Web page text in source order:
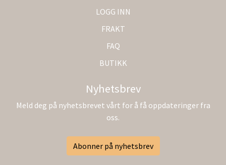
LOGG INN
FRAKT
FAQ
BUTIKK
Nyhetsbrev
Meld deg på nyhetsbrevet vårt for å få oppdateringer fra
oss.
Abonner på nyhetsbrev